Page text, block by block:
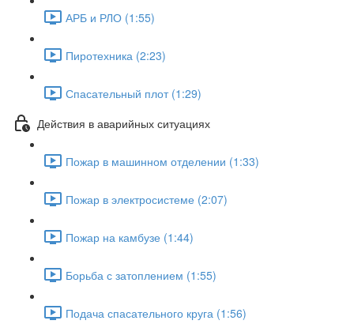
АРБ и РЛО (1:55)
Пиротехника (2:23)
Спасательный плот (1:29)
Действия в аварийных ситуациях
Пожар в машинном отделении (1:33)
Пожар в электросистеме (2:07)
Пожар на камбузе (1:44)
Борьба с затоплением (1:55)
Подача спасательного круга (1:56)